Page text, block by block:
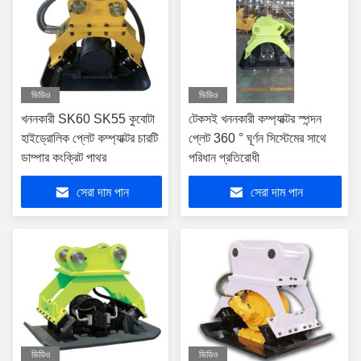
ভিডিও
খননকারী SK60 SK55 কুবোটা
হাইড্রোলিক প্লেট কম্প্যাক্টর চারটি
ডাম্পার কংক্রিট পাথর
সেরা দাম পান
ভিডিও
টেকসই খননকারী কম্প্যাক্টর স্পন্দন
প্লেট 360 ° ঘূর্ণন সিস্টেমের সাথে
পরিধান প্রতিরোধী
সেরা দাম পান
ভিডিও ভিডিও